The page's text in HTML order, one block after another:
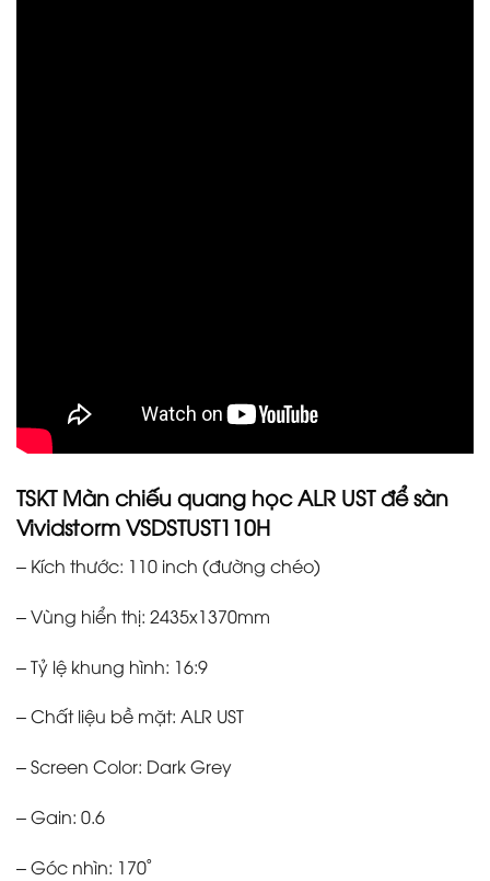
TSKT Màn chiếu quang học ALR UST để sàn
Vividstorm VSDSTUST110H
– Kích thước: 110 inch (đường chéo)
– Vùng hiển thị: 2435x1370mm
– Tỷ lệ khung hình: 16:9
– Chất liệu bề mặt: ALR UST
– Screen Color: Dark Grey
– Gain: 0.6
– Góc nhìn: 170˚